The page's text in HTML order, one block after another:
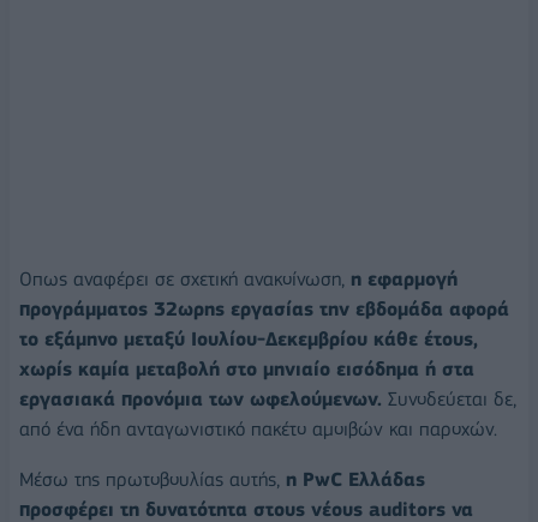
Οπως αναφέρει σε σχετική ανακοίνωση, η εφαρμογή
προγράμματος 32ωρης εργασίας την εβδομάδα αφορά
το εξάμηνο μεταξύ Ιουλίου-Δεκεμβρίου κάθε έτους,
χωρίς καμία μεταβολή στο μηνιαίο εισόδημα ή στα
εργασιακά προνόμια των ωφελούμενων. Συνοδεύεται δε,
από ένα ήδη ανταγωνιστικό πακέτο αμοιβών και παροχών.
Μέσω της πρωτοβουλίας αυτής, η PwC Ελλάδας
προσφέρει τη δυνατότητα στους νέους auditors να